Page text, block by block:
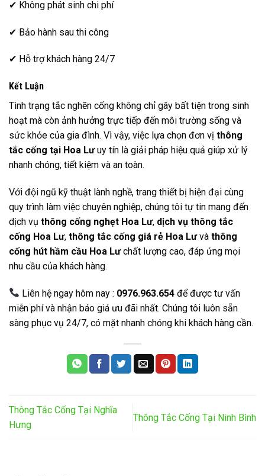
✔ Không phát sinh chi phí
✔ Bảo hành sau thi công
✔ Hỗ trợ khách hàng 24/7
Kết Luận
Tình trạng tắc nghẽn cống không chỉ gây bất tiện trong sinh
hoạt mà còn ảnh hưởng trực tiếp đến môi trường sống và
sức khỏe của gia đình. Vì vậy, việc lựa chọn đơn vị thông
tắc cống tại Hoa Lưuy tín là giải pháp hiệu quả giúp xử lý
nhanh chóng, tiết kiệm và an toàn.
Với đội ngũ kỹ thuật lành nghề, trang thiết bị hiện đại cùng
quy trình làm việc chuyên nghiệp, chúng tôi tự tin mang đến
dịch vụ thông cống nghẹt Hoa Lư, dịch vụ thông tắc
cống Hoa Lư, thông tắc cống giá rẻ Hoa Lưvà thông
cống hút hầm cầu Hoa Lưchất lượng cao, đáp ứng mọi
nhu cầu của khách hàng.
Liên hệ ngay hôm nay : 0976.963.654 để được tư vấn
miễn phí và nhận báo giá ưu đãi nhất. Chúng tôi luôn sẵn
sàng phục vụ 24/7, có mặt nhanh chóng khi khách hàng cần.
Thông Tắc Cống Tại Nghĩa
Hưng
Thông Tắc Cống Tại Ninh Bình